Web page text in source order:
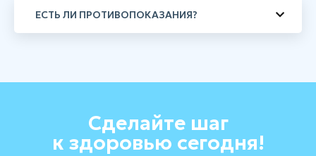
ЕСТЬ ЛИ ПРОТИВОПОКАЗАНИЯ?
Сделайте шаг
к здоровью сегодня!